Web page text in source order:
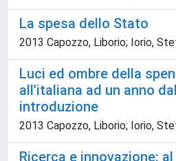
La spesa dello Stato
2013 Capozzo, Liborio; Iorio,
Luci ed ombre della
all'italiana ad un anno
introduzione
2013 Capozzo, Liborio; Iorio,
Ricerca e innovazione: al